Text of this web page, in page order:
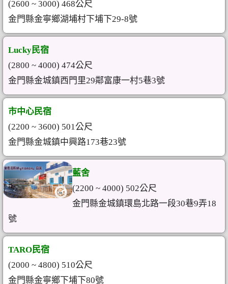
(2600 ~ 3000) 468公尺
金門縣金寧鄉湖埔村下埔下29-8號
Lucky民宿
(2800 ~ 4000) 474公尺
金門縣金城鎮西門里29鄰富康一村5巷3號
市中心民宿
(2200 ~ 3600) 501公尺
金門縣金城鎮中興路173巷23號
藍舍
(2200 ~ 4000) 502公尺
金門縣金城鎮環島北路一段30巷9弄18
號
TARO民宿
(2000 ~ 4800) 510公尺
金門縣金寧鄉下埔下80號